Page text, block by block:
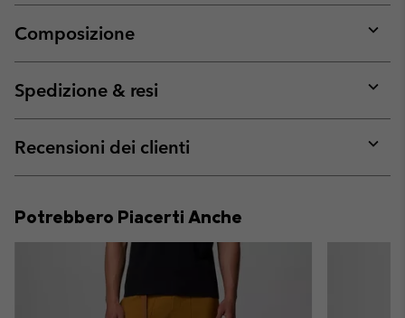
Composizione
or
Spedizione & resi
or
Recensioni dei clienti
or
Potrebbero Piacerti Anche